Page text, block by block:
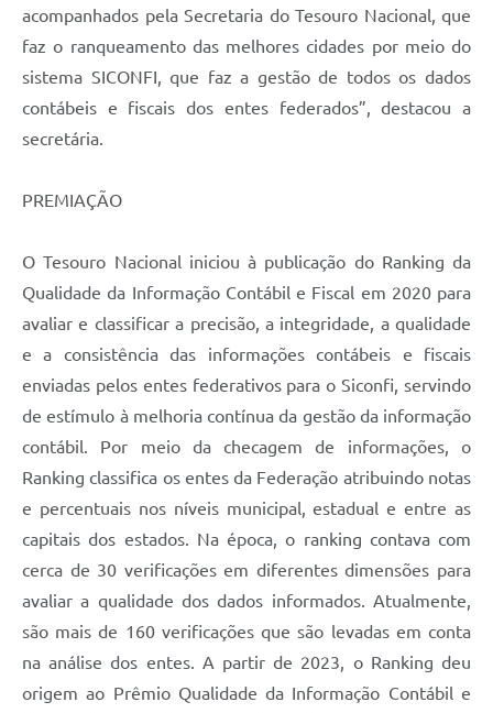
acompanhados pela Secretaria do Tesouro Nacional, que
faz o ranqueamento das melhores cidades por meio do
sistema SICONFI, que faz a gestão de todos os dados
contábeis e fiscais dos entes federados”, destacou a
secretária.
PREMIAÇÃO
O Tesouro Nacional iniciou à publicação do Ranking da
Qualidade da Informação Contábil e Fiscal em 2020 para
avaliar e classificar a precisão, a integridade, a qualidade
e a consistência das informações contábeis e fiscais
enviadas pelos entes federativos para o Siconfi, servindo
de estímulo à melhoria contínua da gestão da informação
contábil. Por meio da checagem de informações, o
Ranking classifica os entes da Federação atribuindo notas
e percentuais nos níveis municipal, estadual e entre as
capitais dos estados. Na época, o ranking contava com
cerca de 30 verificações em diferentes dimensões para
avaliar a qualidade dos dados informados. Atualmente,
são mais de 160 verificações que são levadas em conta
na análise dos entes. A partir de 2023, o Ranking deu
origem ao Prêmio Qualidade da Informação Contábil e